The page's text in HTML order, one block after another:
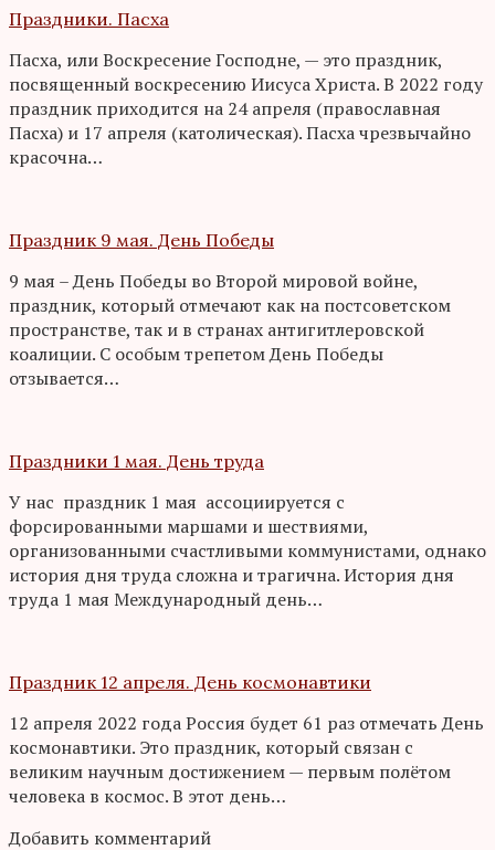
Праздники. Пасха
Пасха, или Воскресение Господне, — это праздник,
посвященный воскресению Иисуса Христа. В 2022 году
праздник приходится на 24 апреля (православная
Пасха) и 17 апреля (католическая). Пасха чрезвычайно
красочна…
Праздник 9 мая. День Победы
9 мая – День Победы во Второй мировой войне,
праздник, который отмечают как на постсоветском
пространстве, так и в странах антигитлеровской
коалиции. С особым трепетом День Победы
отзывается…
Праздники 1 мая. День труда
У нас праздник 1 мая ассоциируется с
форсированными маршами и шествиями,
организованными счастливыми коммунистами, однако
история дня труда сложна и трагична. История дня
труда 1 мая Международный день…
Праздник 12 апреля. День космонавтики
12 апреля 2022 года Россия будет 61 раз отмечать День
космонавтики. Это праздник, который связан с
великим научным достижением — первым полётом
человека в космос. В этот день…
Добавить комментарий